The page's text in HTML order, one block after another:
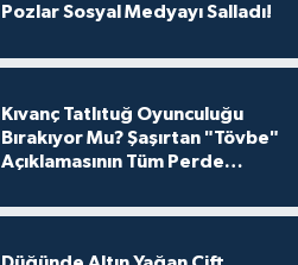
Pozlar Sosyal Medyayı Salladı!
Kıvanç Tatlıtuğ Oyunculuğu
Bırakıyor Mu? Şaşırtan "Tövbe"
Açıklamasının Tüm Perde